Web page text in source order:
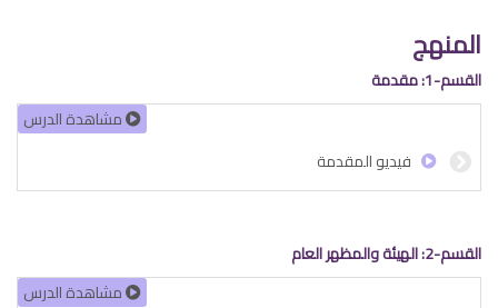
المنهج
القسم-1: مقدمة
مشاھدة الدرس
فيديو المقدمة
القسم-2: الهيئة والمظهر العام
مشاھدة الدرس